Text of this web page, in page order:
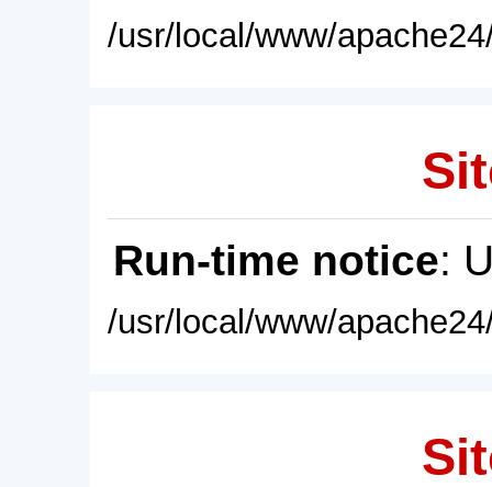
/usr/local/www/
Run-time notice:
/usr/local/www/